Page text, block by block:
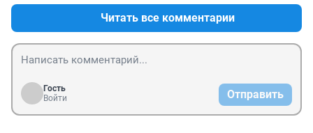
Читать все комментарии
Гость
Войти
Отправить